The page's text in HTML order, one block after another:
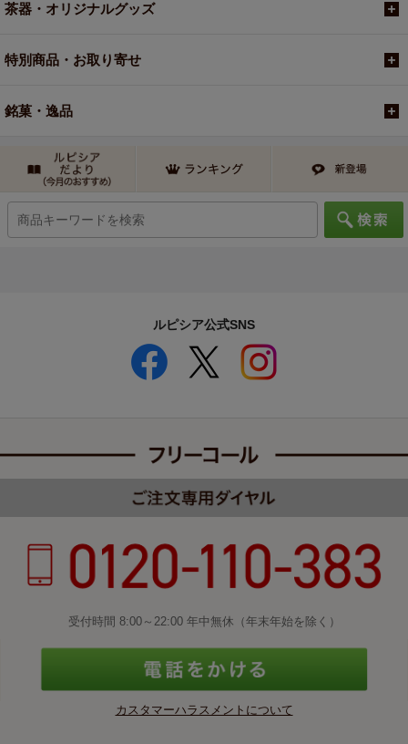
茶器・オリジナルグッズ
特別商品・お取り寄せ
銘菓・逸品
ルピシア公式SNS
受付時間 8:00～22:00 年中無休（年末年始を除く）
カスタマーハラスメントについて